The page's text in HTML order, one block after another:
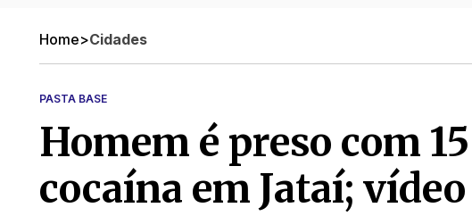
Home>Cidades
PASTA BASE
Homem é preso com
cocaína em Jataí; vídeo